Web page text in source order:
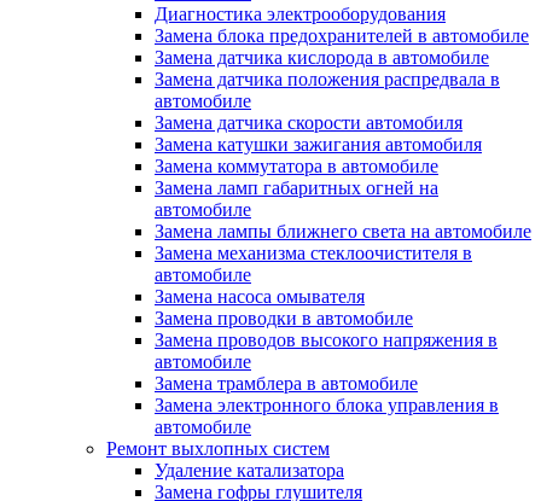
Диагностика электрооборудования
Замена блока предохранителей в автомобиле
Замена датчика кислорода в автомобиле
Замена датчика положения распредвала в
автомобиле
Замена датчика скорости автомобиля
Замена катушки зажигания автомобиля
Замена коммутатора в автомобиле
Замена ламп габаритных огней на
автомобиле
Замена лампы ближнего света на автомобиле
Замена механизма стеклоочистителя в
автомобиле
Замена насоса омывателя
Замена проводки в автомобиле
Замена проводов высокого напряжения в
автомобиле
Замена трамблера в автомобиле
Замена электронного блока управления в
автомобиле
Ремонт выхлопных систем
Удаление катализатора
Замена гофры глушителя